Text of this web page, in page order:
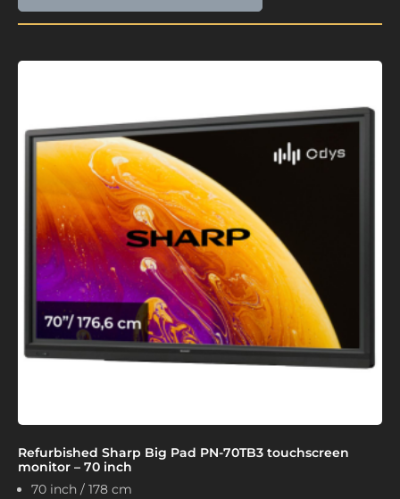
Refurbished Sharp Big Pad PN-70TB3 touchscreen
monitor – 70 inch
70 inch / 178 cm